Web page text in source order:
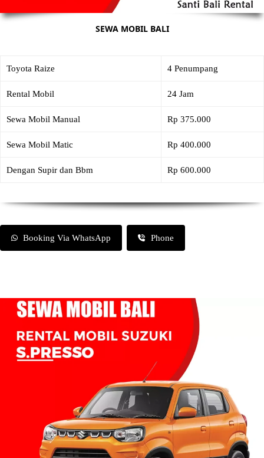
SEWA MOBIL BALI
Toyota Raize 4 Penumpang
Rental Mobil 24 Jam
Sewa Mobil Manual Rp 375.000
Sewa Mobil Matic Rp 400.000
Dengan Supir dan Bbm Rp 600.000
Booking Via WhatsApp Phone